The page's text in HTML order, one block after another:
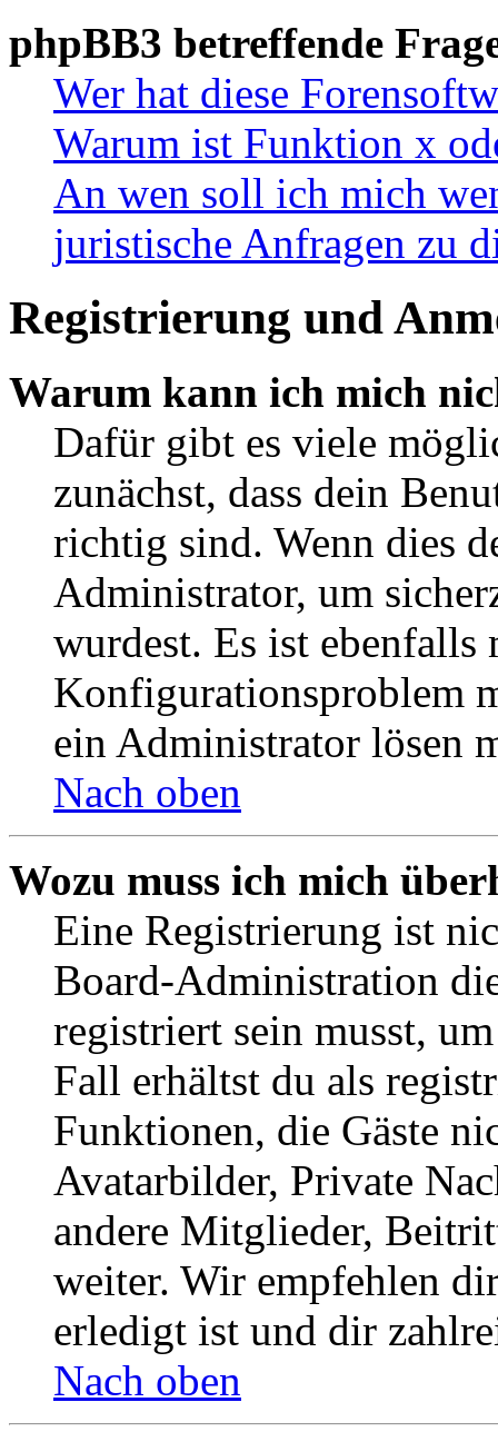
phpBB3 betreffende
Wer hat diese
Warum ist Funktion x
An wen soll ich mich
juristische Anfragen zu
Registrierung und
Warum kann ich mich
Dafür gibt es viele
zunächst, dass dein
richtig sind. Wenn dies
Administrator, um
wurdest. Es ist ebenfalls
Konfigurationsproblem
ein Administrator lösen
Nach oben
Wozu muss ich mich
Eine Registrierung ist
Board-Administration
registriert sein musst,
Fall erhältst du als
Funktionen, die Gäste
Avatarbilder, Private
andere Mitglieder,
weiter. Wir empfehlen
erledigt ist und dir
Nach oben